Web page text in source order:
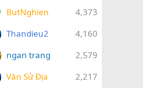
4,373
ButNghien
4,160
Thandieu2
2,579
ngan trang
2,217
Văn Sử Địa